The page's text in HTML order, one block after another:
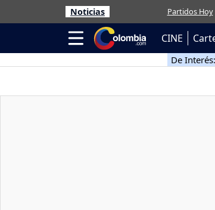
Noticias Partidos Hoy
CINE
De Interés: